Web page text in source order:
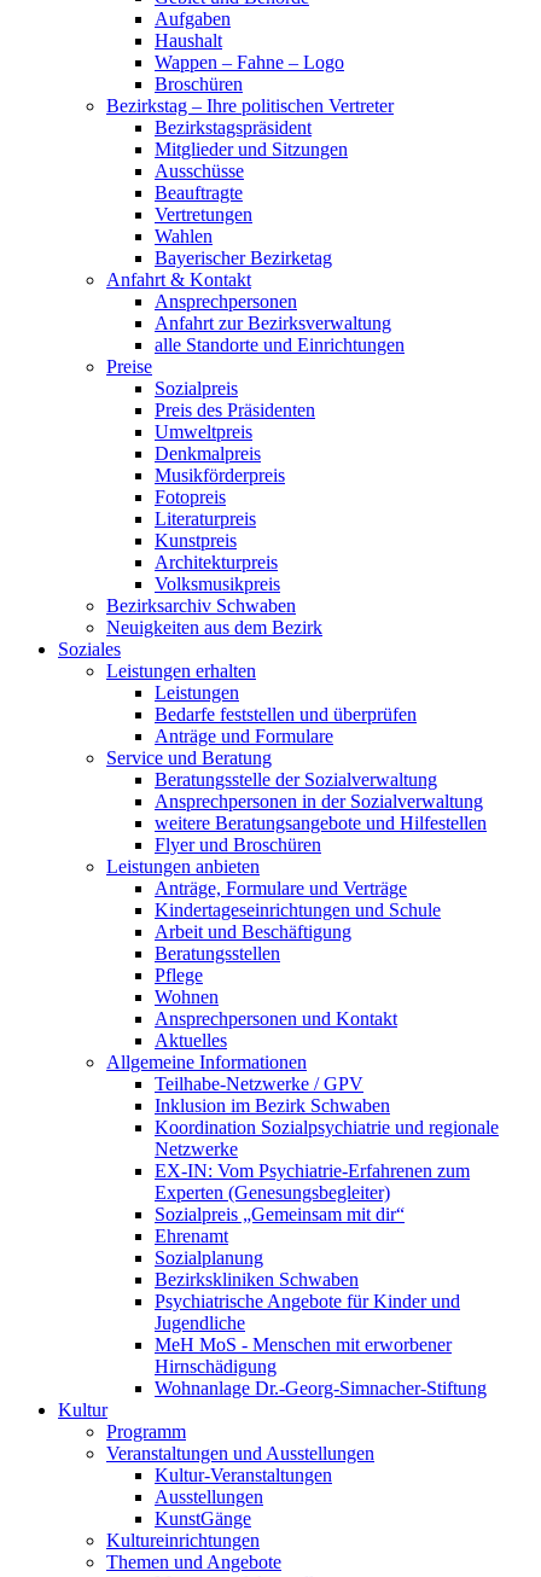
Aufgaben
Haushalt
Wappen – Fahne – Logo
Broschüren
Bezirkstag – Ihre politischen Vertreter
Bezirkstagspräsident
Mitglieder und Sitzungen
Ausschüsse
Beauftragte
Vertretungen
Wahlen
Bayerischer Bezirketag
Anfahrt & Kontakt
Ansprechpersonen
Anfahrt zur Bezirksverwaltung
alle Standorte und Einrichtungen
Preise
Sozialpreis
Preis des Präsidenten
Umweltpreis
Denkmalpreis
Musikförderpreis
Fotopreis
Literaturpreis
Kunstpreis
Architekturpreis
Volksmusikpreis
Bezirksarchiv Schwaben
Neuigkeiten aus dem Bezirk
Soziales
Leistungen erhalten
Leistungen
Bedarfe feststellen und überprüfen
Anträge und Formulare
Service und Beratung
Beratungsstelle der Sozialverwaltung
Ansprechpersonen in der Sozialverwaltung
weitere Beratungsangebote und Hilfestellen
Flyer und Broschüren
Leistungen anbieten
Anträge, Formulare und Verträge
Kindertageseinrichtungen und Schule
Arbeit und Beschäftigung
Beratungsstellen
Pflege
Wohnen
Ansprechpersonen und Kontakt
Aktuelles
Allgemeine Informationen
Teilhabe-Netzwerke / GPV
Inklusion im Bezirk Schwaben
Koordination Sozialpsychiatrie und regionale
Netzwerke
EX-IN: Vom Psychiatrie-Erfahrenen zum
Experten (Genesungsbegleiter)
Sozialpreis „Gemeinsam mit dir“
Ehrenamt
Sozialplanung
Bezirkskliniken Schwaben
Psychiatrische Angebote für Kinder und
Jugendliche
MeH MoS - Menschen mit erworbener
Hirnschädigung
Wohnanlage Dr.-Georg-Simnacher-Stiftung
Kultur
Programm
Veranstaltungen und Ausstellungen
Kultur-Veranstaltungen
Ausstellungen
KunstGänge
Kultureinrichtungen
Themen und Angebote